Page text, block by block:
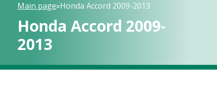
Main page»Honda Accord 2009-2013
Honda Accord 2009-
2013